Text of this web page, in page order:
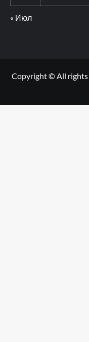
« Июл
Copyright © All rights